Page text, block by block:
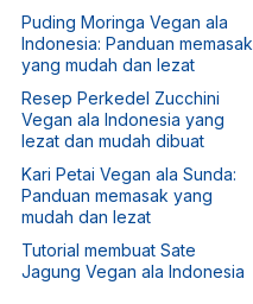
Puding Moringa Vegan ala
Indonesia: Panduan memasak
yang mudah dan lezat
Resep Perkedel Zucchini
Vegan ala Indonesia yang
lezat dan mudah dibuat
Kari Petai Vegan ala Sunda:
Panduan memasak yang
mudah dan lezat
Tutorial membuat Sate
Jagung Vegan ala Indonesia